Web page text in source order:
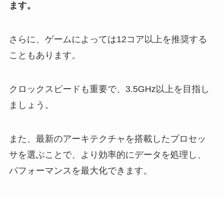
ます。
さらに、ゲームによっては12コア以上を推奨する
こともあります。
クロックスピードも重要で、3.5GHz以上を目指し
ましょう。
また、最新のアーキテクチャを搭載したプロセッ
サを選ぶことで、より効率的にデータを処理し、
パフォーマンスを最大化できます。